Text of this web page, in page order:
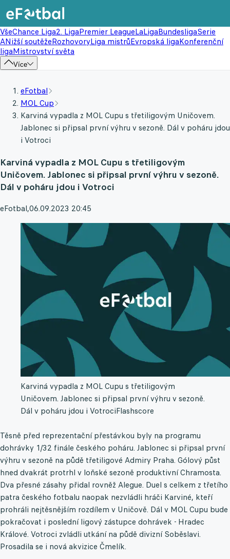
VšeChance Liga2. LigaPremier LeagueLaLigaBundesligaSerie
ANižší soutěžeRozhovoryLiga mistrůEvropská ligaKonferenční
ligaMistrovství světa
Více
eFotbal
MOL Cup
Karviná vypadla z MOL Cupu s třetiligovým Uničovem.
Jablonec si připsal první výhru v sezoně. Dál v poháru jdou
i Votroci
Karviná vypadla z MOL Cupu s třetiligovým
Uničovem. Jablonec si připsal první výhru v sezoně.
Dál v poháru jdou i Votroci
eFotbal,06.09.2023 20:45
Karviná vypadla z MOL Cupu s třetiligovým
Uničovem. Jablonec si připsal první výhru v sezoně.
Dál v poháru jdou i VotrociFlashscore
Těsně před reprezentační přestávkou byly na programu
dohrávky 1/32 finále českého poháru. Jablonec si připsal první
výhru v sezoně na půdě třetiligové Admiry Praha. Gólový půst
hned dvakrát protrhl v loňské sezoně produktivní Chramosta.
Dva přesné zásahy přidal rovněž Alegue. Duel s celkem z třetího
patra českého fotbalu naopak nezvládli hráči Karviné, kteří
prohráli nejtěsnějším rozdílem v Uničově. Dál v MOL Cupu bude
pokračovat i poslední ligový zástupce dohrávek - Hradec
Králové. Votroci zvládli utkání na půdě divizní Soběslavi.
Prosadila se i nová akvizice Čmelík.